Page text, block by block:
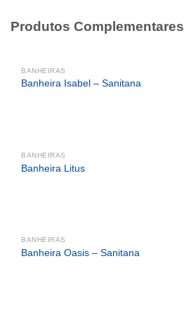
Produtos Complementares
BANHEIRAS
Banheira Isabel – Sanitana
BANHEIRAS
Banheira Litus
BANHEIRAS
Banheira Oasis – Sanitana